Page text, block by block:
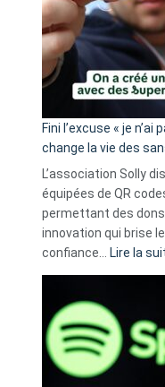
Fini l’excuse « je
change la vie des
L’association Solly
équipées de QR
permettant des
innovation qui brise
confiance…
Lire la